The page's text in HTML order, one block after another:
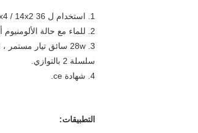
1. استخدام ل 36 x1w / 12x3w / 24x1w / 7x4 / 14x2 وحدة الصمام ثنائي الفينيل متعدد الكلور.
2. للماء مع حالة الألومنيوم أو حالة من البلاستيك ، قطر 180 * 39 * 30mm.
سلسلة 2 بالتوازي.
4. شهادة ce.
التطبيقات: